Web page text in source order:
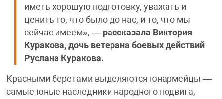
иметь хорошую подготовку, уважать и
ценить то, что было до нас, и то, что мы
сейчас имеем», —рассказала Виктория
Куракова, дочь ветерана боевых действий
Руслана Куракова.
Красными беретами выделяются юнармейцы —
самые юные наследники народного подвига,